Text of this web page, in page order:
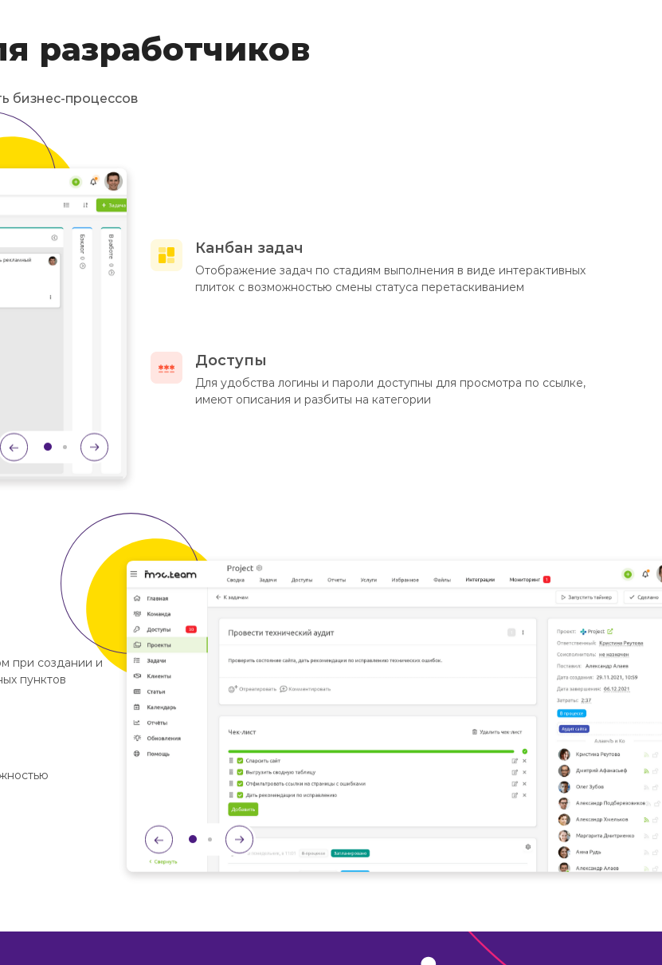
разработчиков
бизнес-процессов
Канбан задач
Отображение задач по стадиям выполнения в виде интерактивных
плиток с возможностью смены статуса перетаскиванием
Доступы
Для удобства логины и пароли доступны для просмотра по ссылке,
имеют описания и разбиты на категории
при создании и
пунктов